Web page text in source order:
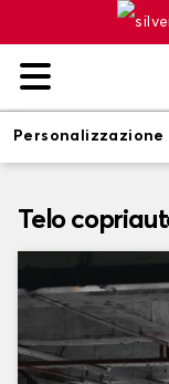
Personalizzazione
Telo